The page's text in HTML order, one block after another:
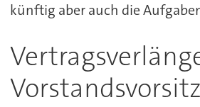
künftig aber auch die